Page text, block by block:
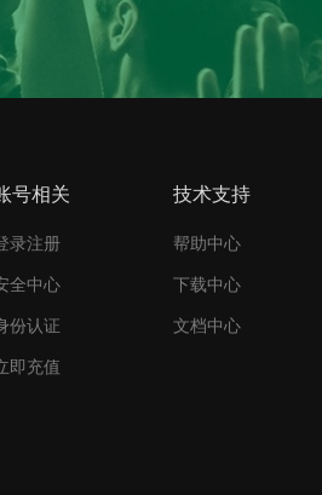
号相关
录注册
全中心
份认证
即充值
技术支持
帮助中心
下载中心
文档中心